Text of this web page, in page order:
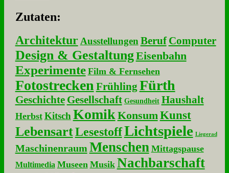
Zu­ta­ten:
Architektur Ausstellungen Beruf Computer
Design & GestaltungEisenbahn
Experimente Film & Fernsehen
Fotostrecken Frühling Fürth
Geschichte Gesellschaft Gesundheit Haushalt
Herbst Kitsch KomikKonsumKunst
LebensartLesestoffLichtspiele Liegerad
Maschinenraum Menschen Mittagspause
Multimedia Museen Musik Nachbarschaft